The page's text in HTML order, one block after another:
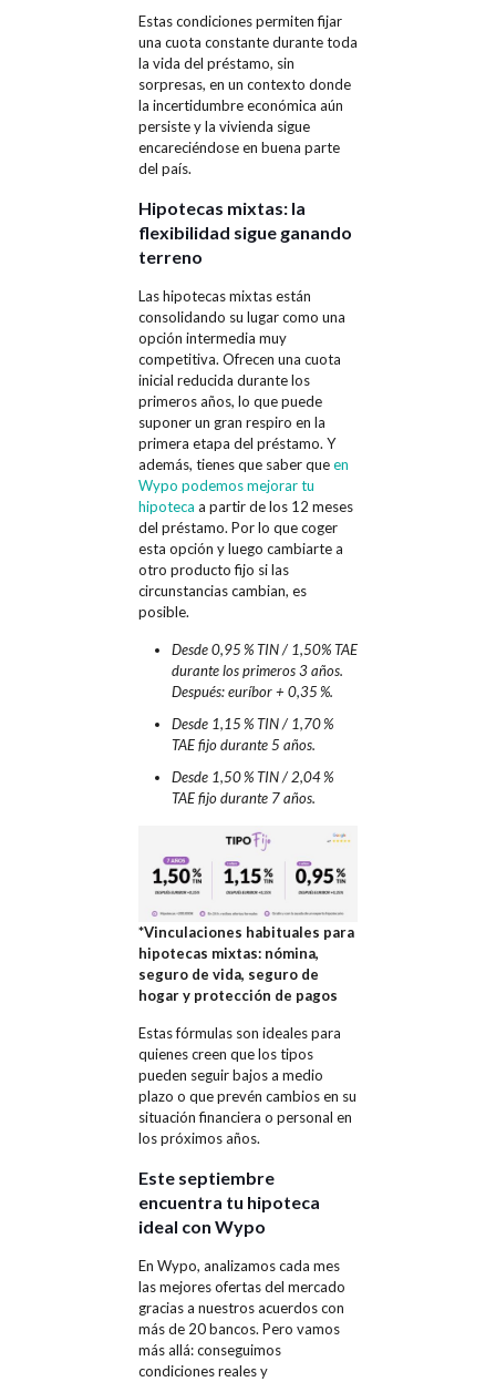
Estas condiciones permiten fijar
una cuota constante durante toda
la vida del préstamo, sin
sorpresas, en un contexto donde
la incertidumbre económica aún
persiste y la vivienda sigue
encareciéndose en buena parte
del país.
Hipotecas mixtas: la
flexibilidad sigue ganando
terreno
Las hipotecas mixtas están
consolidando su lugar como una
opción intermedia muy
competitiva. Ofrecen una cuota
inicial reducida durante los
primeros años, lo que puede
suponer un gran respiro en la
primera etapa del préstamo. Y
además, tienes que saber queen
Wypo podemos mejorar tu
hipoteca a partir de los 12 meses
del préstamo. Por lo que coger
esta opción y luego cambiarte a
otro producto fijo si las
circunstancias cambian, es
posible.
Desde 0,95 % TIN / 1,50% TAE
durante los primeros 3 años.
Después: euríbor + 0,35 %.
Desde 1,15 % TIN / 1,70 %
TAE fijo durante 5 años.
Desde 1,50 % TIN / 2,04 %
TAE fijo durante 7 años.
*Vinculaciones habituales para
hipotecas mixtas: nómina,
seguro de vida, seguro de
hogar y protección de pagos
Estas fórmulas son ideales para
quienes creen que los tipos
pueden seguir bajos a medio
plazo o que prevén cambios en su
situación financiera o personal en
los próximos años.
Este septiembre
encuentra tu hipoteca
ideal con Wypo
En Wypo, analizamos cada mes
las mejores ofertas del mercado
gracias a nuestros acuerdos con
más de 20 bancos. Pero vamos
más allá: conseguimos
condiciones reales y